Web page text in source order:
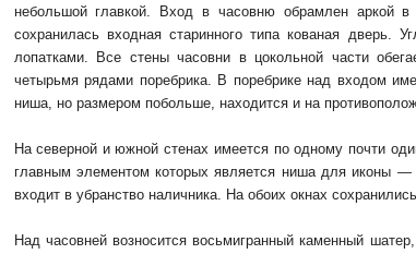
небольшой главкой. Вход в часовню обрамлен аркой в
сохранилась входная старинного типа кованая дверь.
лопатками. Все стены часовни в цокольной части
четырьмя рядами поребрика. В поребрике над входом
ниша, но размером побольше, находится и на
На северной и южной стенах имеется по одному почти
главным элементом которых является ниша для иконы —
входит в убранство наличника. На обоих окнах
Над часовней возносится восьмигранный каменный